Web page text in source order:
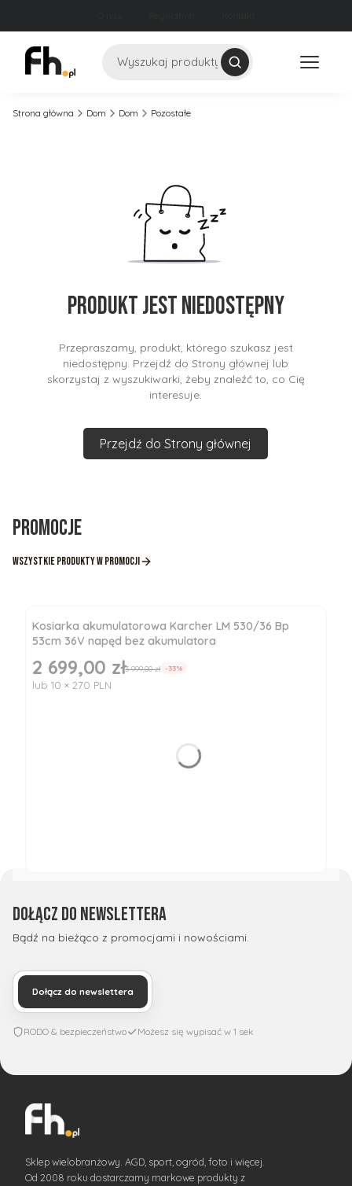
Szukaj
Strona główna Dom Dom Pozostałe
Produkt jest niedostępny
Przepraszamy, produkt, którego szukasz jest
niedostępny. Przejdź do Strony głównej lub
skorzystaj z wyszukiwarki, żeby znaleźć to, co Cię
interesuje.
Przejdź do Strony głównej
Promocje
Wszystkie produkty w promocji
Kosiarka akumulatorowa Karcher LM 530/36 Bp
53cm 36V napęd bez akumulatora
Cena promocyjna
2 699,00 zł3 999,00 zł -33%
lub 10 × 270 PLN
Dołącz do newslettera
Bądź na bieżąco z promocjami i nowościami.
Dołącz do newslettera
RODO & bezpieczeństwo Możesz się wypisać w 1 sek
Sklep wielobranżowy. AGD, sport, ogród, foto i więcej.
Od 2008 roku dostarczamy markowe produkty z